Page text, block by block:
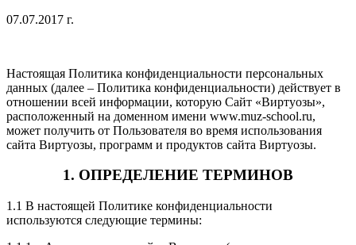
07.07.2017 г.
Настоящая Политика конфиденциальности персональных
данных (далее – Политика конфиденциальности) действует в
отношении всей информации, которую Сайт «Виртуозы»,
расположенный на доменном имени www.muz-school.ru,
может получить от Пользователя во время использования
сайта Виртуозы, программ и продуктов сайта Виртуозы.
1. ОПРЕДЕЛЕНИЕ ТЕРМИНОВ
1.1 В настоящей Политике конфиденциальности
используются следующие термины: